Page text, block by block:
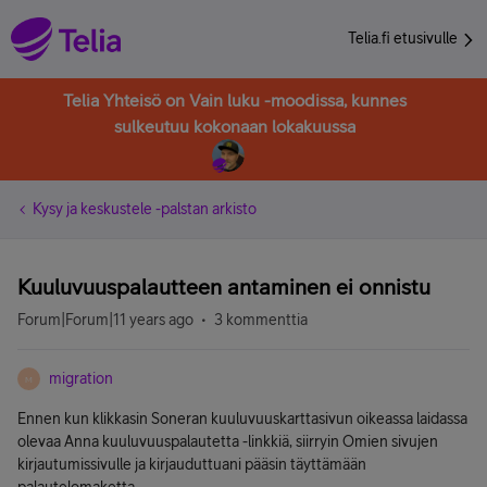
Telia.fi etusivulle
Telia Yhteisö on Vain luku -moodissa, kunnes
sulkeutuu kokonaan lokakuussa
Kysy ja keskustele -palstan arkisto
Kuuluvuuspalautteen antaminen ei onnistu
Forum|Forum|11 years ago 3 kommenttia
M migration
Ennen kun klikkasin Soneran kuuluvuuskarttasivun oikeassa laidassa
olevaa Anna kuuluvuuspalautetta -linkkiä, siirryin Omien sivujen
kirjautumissivulle ja kirjauduttuani pääsin täyttämään